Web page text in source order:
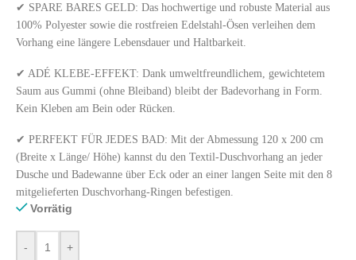
✔ SPARE BARES GELD: Das hochwertige und robuste Material aus
100% Polyester sowie die rostfreien Edelstahl-Ösen verleihen dem
Vorhang eine längere Lebensdauer und Haltbarkeit.
✔ ADÉ KLEBE-EFFEKT: Dank umweltfreundlichem, gewichtetem
Saum aus Gummi (ohne Bleiband) bleibt der Badevorhang in Form.
Kein Kleben am Bein oder Rücken.
✔ PERFEKT FÜR JEDES BAD: Mit der Abmessung 120 x 200 cm
(Breite x Länge/ Höhe) kannst du den Textil-Duschvorhang an jeder
Dusche und Badewanne über Eck oder an einer langen Seite mit den 8
mitgelieferten Duschvorhang-Ringen befestigen.
Vorrätig
- +